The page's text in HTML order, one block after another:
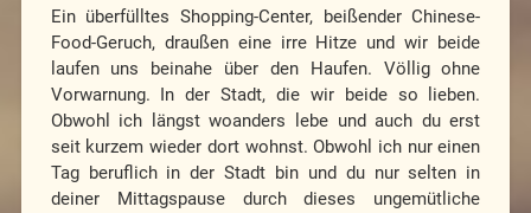
Ein überfülltes Shopping-Center, beißender Chinese-
Food-Geruch, draußen eine irre Hitze und wir beide
laufen uns beinahe über den Haufen. Völlig ohne
Vorwarnung. In der Stadt, die wir beide so lieben.
Obwohl ich längst woanders lebe und auch du erst
seit kurzem wieder dort wohnst. Obwohl ich nur einen
Tag beruflich in der Stadt bin und du nur selten in
deiner Mittagspause durch dieses ungemütliche